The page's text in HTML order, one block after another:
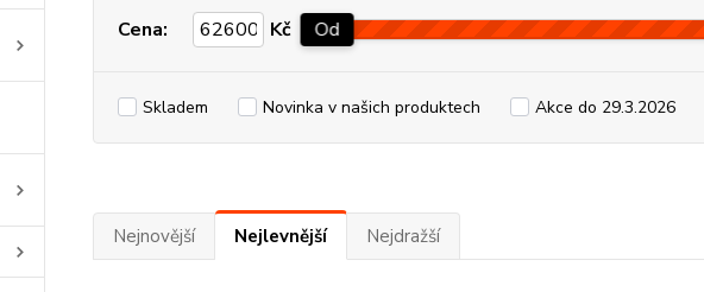
Cena: Kč Od
Skladem Novinka v našich produktech Akce do 29.3.2026
Nejnovější Nejlevnější Nejdražší